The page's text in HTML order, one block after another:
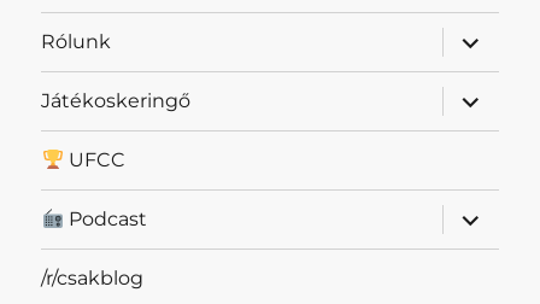
Rólunk
almenü
Játékoskeringő
almenü
UFCC
Podcast
almenü
/r/csakblog